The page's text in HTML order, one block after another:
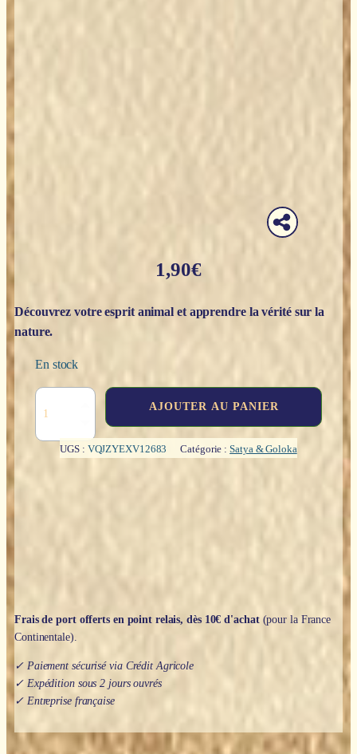
1,90€
Découvrez votre esprit animal et apprendre la vérité sur la
nature.
En stock
dragon
AJOUTER AU PANIER
UGS : VQJZYEXV12683 Catégorie :Satya & Goloka
Frais de port offerts en point relais, dès 10€ d'achat(pour la France
Continentale).
✓ Paiement sécurisé via Crédit Agricole
✓ Expédition sous 2 jours ouvrés
✓ Entreprise française